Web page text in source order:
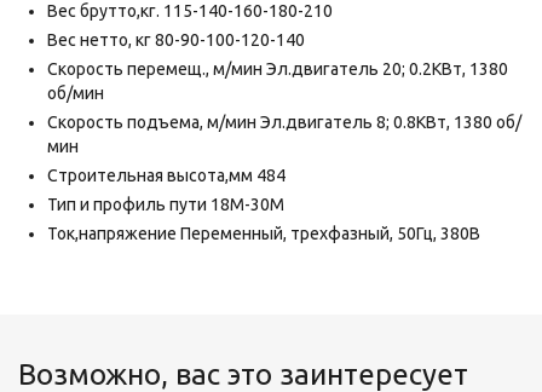
Вес брутто,кг. 115-140-160-180-210
Вес нетто,кг80-90-100-120-140
Скорость перемещ., м/мин Эл.двигатель 20; 0.2КВт, 1380
об/мин
Скорость подъема, м/мин Эл.двигатель 8; 0.8КВт, 1380 об/
мин
Строительная высота,мм 484
Тип и профиль пути 18М-30М
Ток,напряжение Переменный, трехфазный, 50Гц, 380В
Возможно, вас это заинтересует